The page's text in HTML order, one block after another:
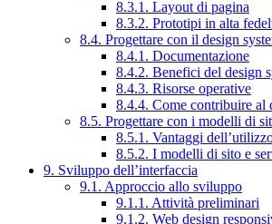
8.3.1. Layout di pagina
8.3.2. Prototipi in alta
8.4. Progettare con il design
8.4.1. Documentazione
8.4.2. Benefici del design
8.4.3. Risorse operative
8.4.4. Come contribuire al
8.5. Progettare con i modelli di
8.5.1. Vantaggi
8.5.2. I modelli di sito e
9. Sviluppo dell’interfaccia
9.1. Approccio allo sviluppo
9.1.1. Attività preliminari
9.1.2. Web design